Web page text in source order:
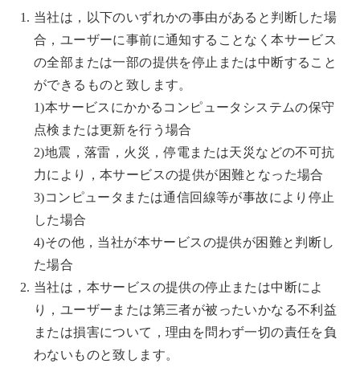
当社は，以下のいずれかの事由があると判断した場
合，ユーザーに事前に通知することなく本サービス
の全部または一部の提供を停止または中断すること
ができるものと致します。
1)本サービスにかかるコンピュータシステムの保守
点検または更新を行う場合
2)地震，落雷，火災，停電または天災などの不可抗
力により，本サービスの提供が困難となった場合
3)コンピュータまたは通信回線等が事故により停止
した場合
4)その他，当社が本サービスの提供が困難と判断し
た場合
当社は，本サービスの提供の停止または中断によ
り，ユーザーまたは第三者が被ったいかなる不利益
または損害について，理由を問わず一切の責任を負
わないものと致します。